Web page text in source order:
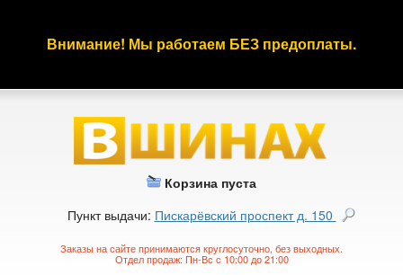
Внимание! Мы работаем БЕЗ предоплаты.
Корзина пуста
Пункт выдачи: Пискарёвский проспект д. 150
Заказы на сайте принимаются круглосуточно, без выходных.
Отдел продаж: Пн-Вс с 10:00 до 21:00